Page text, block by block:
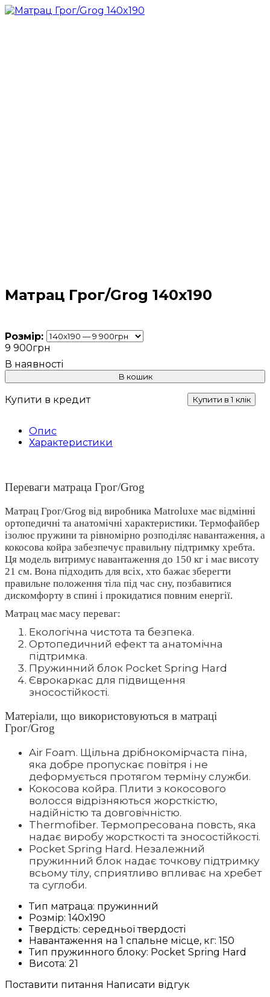
Матрац Грог/Grog 140x190
Розмір:
9 900грн
В кошик
Купити в кредит Купити в 1 клік
Опис
Характеристики
Переваги матраца Грог/Grog
Матрац Грог/Grog від виробника Matroluxe має відмінні
ортопедичні та анатомічні характеристики. Термофайбер
ізолює пружини та рівномірно розподіляє навантаження, а
кокосова койра забезпечує правильну підтримку хребта.
Ця модель витримує навантаження до 150 кг і має висоту
21 см. Вона підходить для всіх, хто бажає зберегти
правильне положення тіла під час сну, позбавитися
дискомфорту в спині і прокидатися повним енергії.
Матрац має масу переваг:
Екологічна чистота та безпека.
Ортопедичний ефект та анатомічна
підтримка.
Пружинний блок Pocket Spring Hard
Єврокаркас для підвищення
зносостійкості.
Матеріали, що використовуються в матраці
Грог/Grog
Air Foam. Щільна дрібнокомірчаста піна,
яка добре пропускає повітря і не
деформується протягом терміну служби.
Кокосова койра. Плити з кокосового
волосся відрізняються жорсткістю,
надійністю та довговічністю.
Thermofiber. Термопресована повсть, яка
надає виробу жорсткості та зносостійкості.
Pocket Spring Hard. Незалежний
пружинний блок надає точкову підтримку
всьому тілу, сприятливо впливає на хребет
та суглоби.
Тип матраца: пружинний
Розмір: 140х190
Твердість: середньої твердості
Навантаження на 1 спальне місце, кг: 150
Тип пружинного блоку: Pocket Spring Hard
Висота: 21
Поставити питання Написати відгук